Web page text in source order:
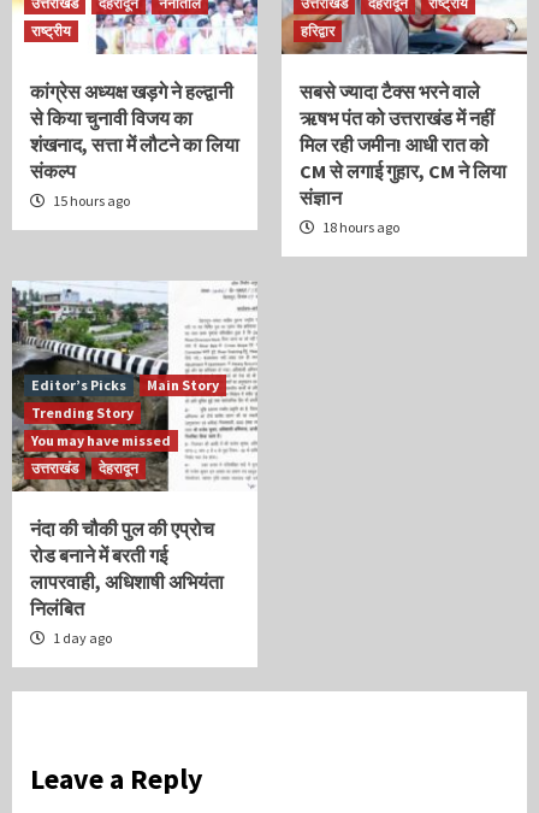
राष्ट्रीय
कांग्रेस अध्यक्ष खड़गे ने हल्द्वानी
से किया चुनावी विजय का
शंखनाद, सत्ता में लौटने का लिया
संकल्प
15 hours ago
हरिद्वार
सबसे ज्यादा टैक्स भरने वाले
ऋषभ पंत को उत्तराखंड में नहीं
मिल रही जमीन! आधी रात को
CM से लगाई गुहार, CM ने लिया
संज्ञान
18 hours ago
Editor’s Picks
Main Story
Trending Story
You may have missed
उत्तराखंड
देहरादून
नंदा की चौकी पुल की एप्रोच
रोड बनाने में बरती गई
लापरवाही, अधिशाषी अभियंता
निलंबित
1 day ago
Leave a Reply